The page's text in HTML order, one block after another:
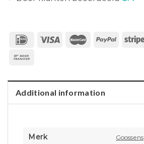
Additional information
Merk Goossens